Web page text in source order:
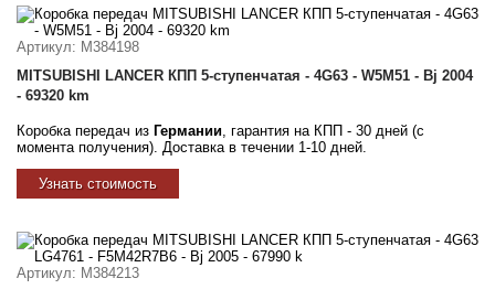
Артикул: M384198
MITSUBISHI LANCER КПП 5-ступенчатая - 4G63 - W5M51 - Bj 2004
- 69320 km
Коробка передач из Германии, гарантия на КПП - 30 дней (с
момента получения). Доставка в течении 1-10 дней.
Узнать стоимость
Артикул: M384213